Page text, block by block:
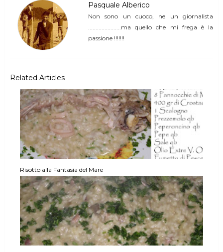
Pasquale Alberico
Non sono un cuoco, ne un giornalista
......................ma quello che mi frega è la
passione !!!!!!!
Related Articles
Risotto alla Fantasia del Mare